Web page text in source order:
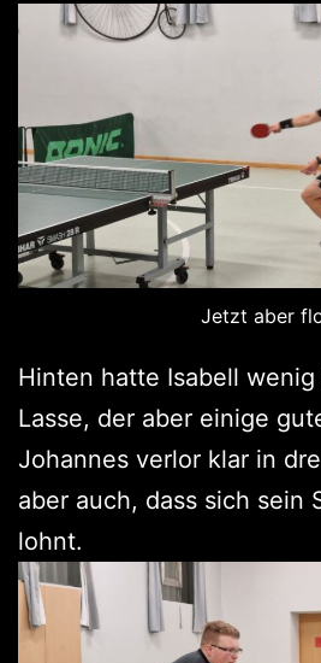
Jetzt aber
Hinten hatte Isabell
Lasse, der aber einige
Johannes verlor klar in
aber auch, dass sich sein
lohnt.